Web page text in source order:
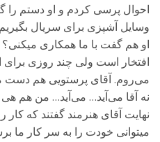
احوال پرسی کردم و او دستم را
وسایل آشپزی برای سریال
او هم گفت با ما همکاری
افتخار است ولی چند روزی برای
می‌روم. آقای پرستویی هم دست
نه آقا می‌آید… می‌آید… من هم هی
نهایت آقای هنرمند گفتند که
میتوانی خودت را به سر کار ما